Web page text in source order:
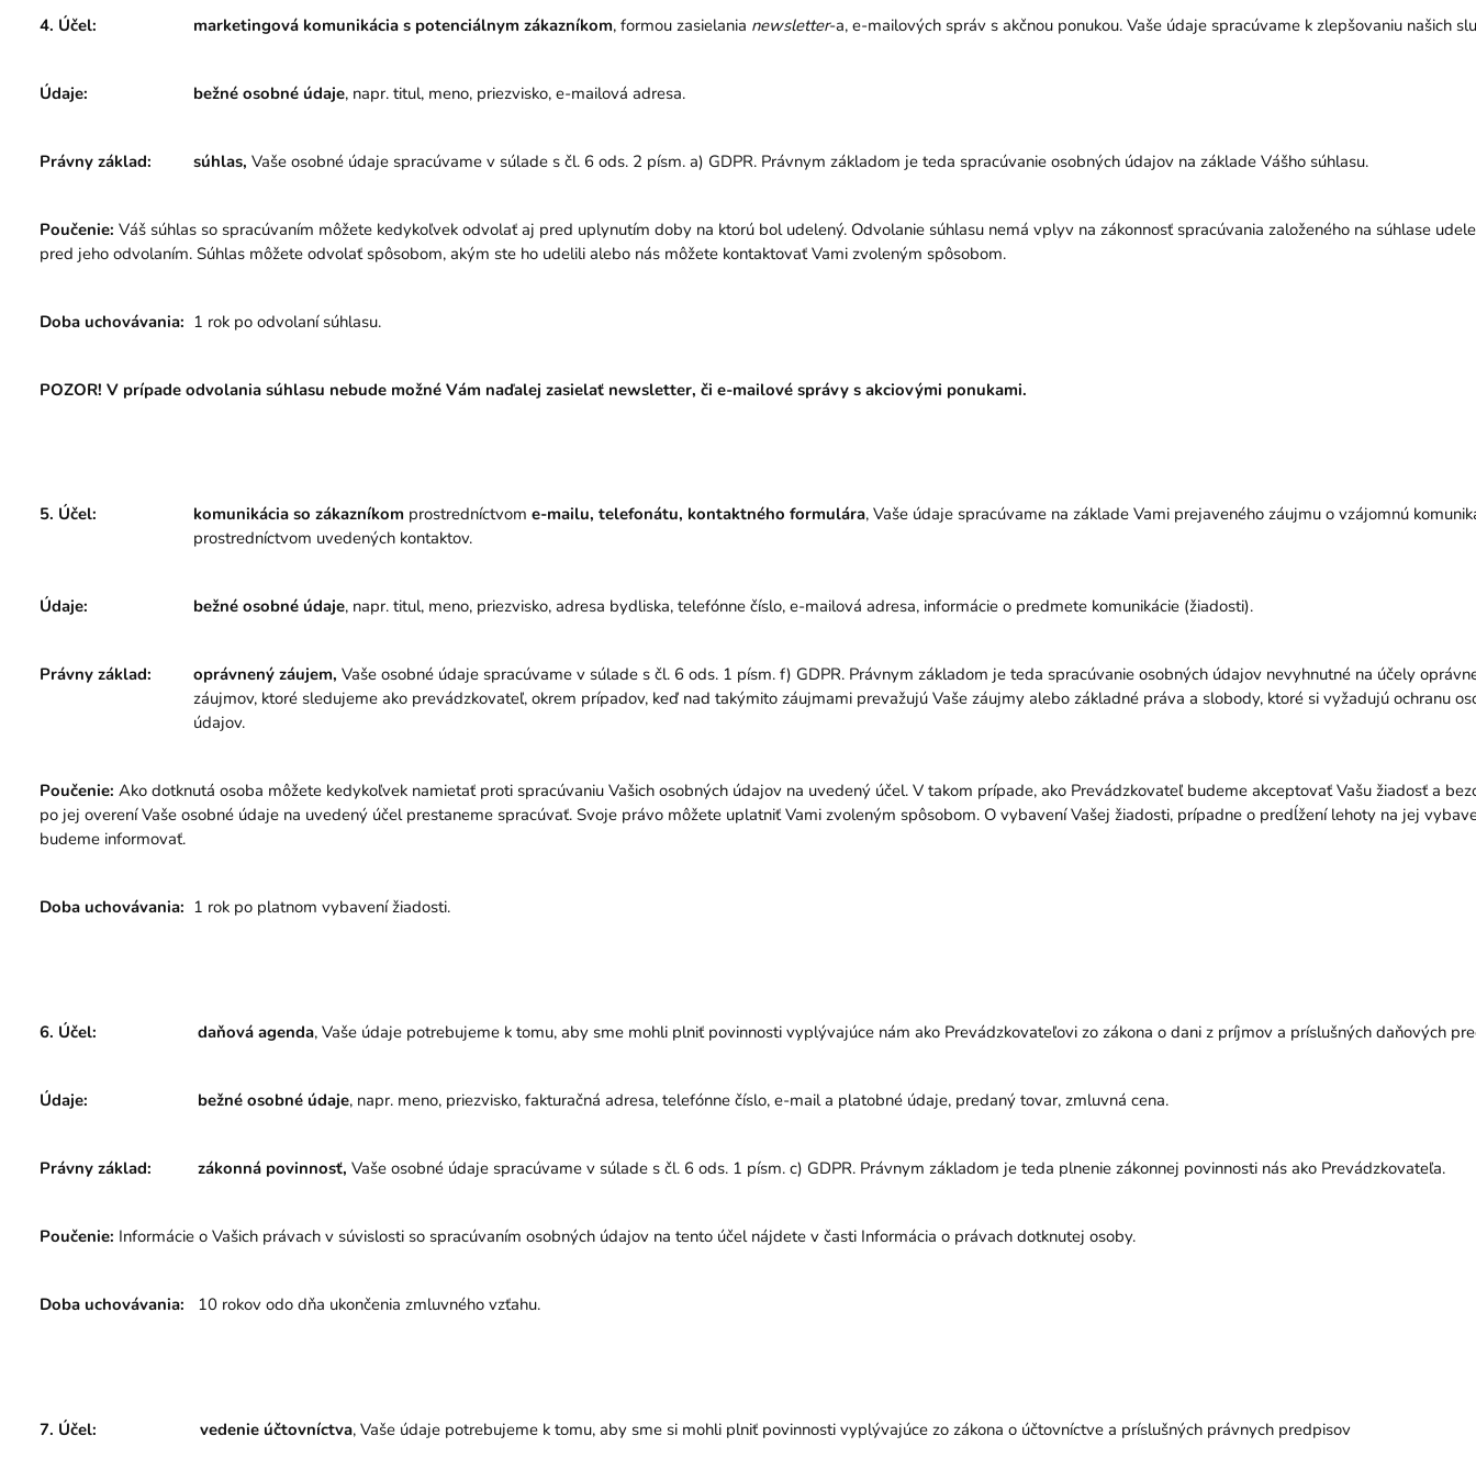
4. Účel: marketingová komunikácia s potenciálnym zákazníkom, formou zasielania newsletter-a, e-mailových správ s akčnou ponukou. Vaše údaje spracúvame k zlepšovaniu našich
Údaje: bežné osobné údaje, napr. titul, meno, priezvisko, e-mailová adresa.
Právny základ: súhlas, Vaše osobné údaje spracúvame v súlade s čl. 6 ods. 2 písm. a) GDPR. Právnym základom je teda spracúvanie osobných údajov na základe Vášho súhlasu.
Poučenie: Váš súhlas so spracúvaním môžete kedykoľvek odvolať aj pred uplynutím doby na ktorú bol udelený. Odvolanie súhlasu nemá vplyv na zákonnosť spracúvania založeného na súhlase
pred jeho odvolaním. Súhlas môžete odvolať spôsobom, akým ste ho udelili alebo nás môžete kontaktovať Vami zvoleným spôsobom.
Doba uchovávania: 1 rok po odvolaní súhlasu.
POZOR! V prípade odvolania súhlasu nebude možné Vám naďalej zasielať newsletter, či e-mailové správy s akciovými ponukami.
5. Účel: komunikácia so zákazníkom prostredníctvom e-mailu, telefonátu, kontaktného formulára, Vaše údaje spracúvame na základe Vami prejaveného záujmu o vzájomnú
prostredníctvom uvedených kontaktov.
Údaje: bežné osobné údaje, napr. titul, meno, priezvisko, adresa bydliska, telefónne číslo, e-mailová adresa, informácie o predmete komunikácie (žiadosti).
Právny základ: oprávnený záujem, Vaše osobné údaje spracúvame v súlade s čl. 6 ods. 1 písm. f) GDPR. Právnym základom je teda spracúvanie osobných údajov nevyhnutné na účely
záujmov, ktoré sledujeme ako prevádzkovateľ, okrem prípadov, keď nad takýmito záujmami prevažujú Vaše záujmy alebo základné práva a slobody, ktoré si vyžadujú ochranu
údajov.
Poučenie: Ako dotknutá osoba môžete kedykoľvek namietať proti spracúvaniu Vašich osobných údajov na uvedený účel. V takom prípade, ako Prevádzkovateľ budeme akceptovať Vašu žiadosť a
po jej overení Vaše osobné údaje na uvedený účel prestaneme spracúvať. Svoje právo môžete uplatniť Vami zvoleným spôsobom. O vybavení Vašej žiadosti, prípadne o predĺžení lehoty na jej
budeme informovať.
Doba uchovávania: 1 rok po platnom vybavení žiadosti.
6. Účel: daňová agenda, Vaše údaje potrebujeme k tomu, aby sme mohli plniť povinnosti vyplývajúce nám ako Prevádzkovateľovi zo zákona o dani z príjmov a príslušných daňových
Údaje: bežné osobné údaje, napr. meno, priezvisko, fakturačná adresa, telefónne číslo, e-mail a platobné údaje, predaný tovar, zmluvná cena.
Právny základ: zákonná povinnosť, Vaše osobné údaje spracúvame v súlade s čl. 6 ods. 1 písm. c) GDPR. Právnym základom je teda plnenie zákonnej povinnosti nás ako Prevádzkovateľa.
Poučenie: Informácie o Vašich právach v súvislosti so spracúvaním osobných údajov na tento účel nájdete v časti Informácia o právach dotknutej osoby.
Doba uchovávania: 10 rokov odo dňa ukončenia zmluvného vzťahu.
7. Účel: vedenie účtovníctva, Vaše údaje potrebujeme k tomu, aby sme si mohli plniť povinnosti vyplývajúce zo zákona o účtovníctve a príslušných právnych predpisov